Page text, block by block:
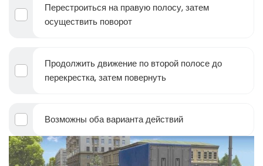
Перестроиться на правую полосу, затем
осуществить поворот
Продолжить движение по второй полосе до
перекрестка, затем повернуть
Возможны оба варианта действий